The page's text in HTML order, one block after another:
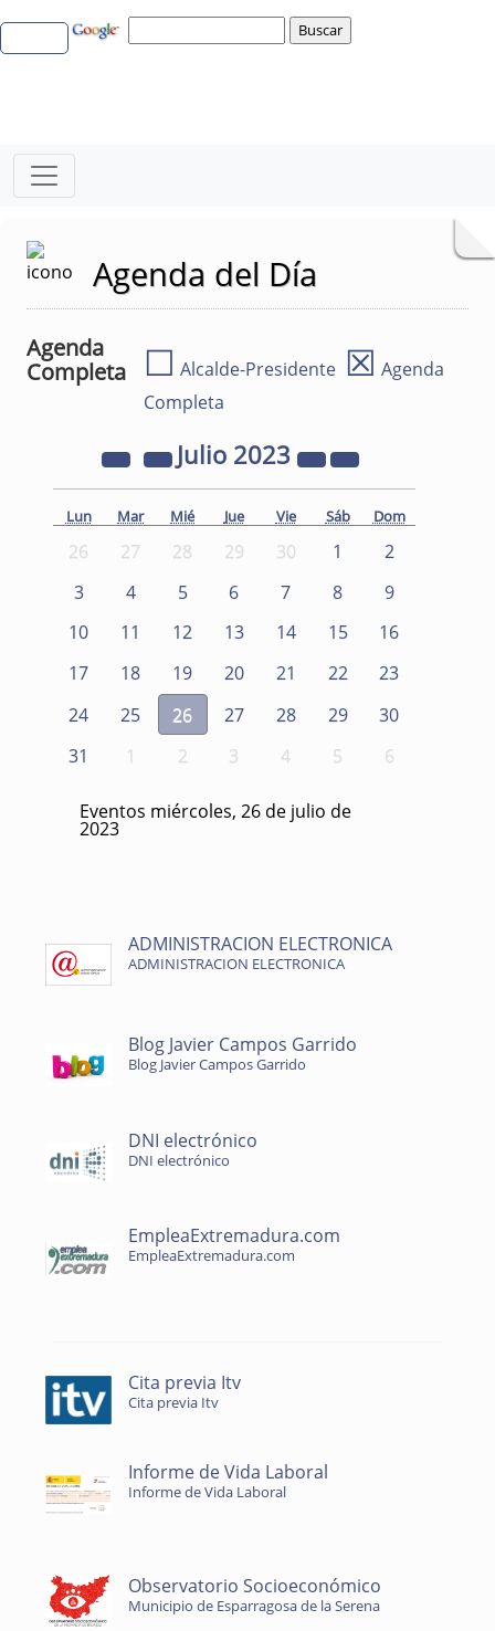
Agenda del Día
Agenda
Completa
☐ Alcalde-Presidente ☒ Agenda
Completa
Julio 2023
Lun Mar Mié Jue Vie Sáb Dom
26 27 28 29 30 1
2
3
4 5 6 7 8
9
10
11 12 13 14 15
16
17
18 19 20 21 22
23
24
25 26 27 28 29
30
31
1 2 3 4 5 6
Eventos miércoles, 26 de julio de
2023
ADMINISTRACION ELECTRONICA
ADMINISTRACION ELECTRONICA
Blog Javier Campos Garrido
Blog Javier Campos Garrido
DNI electrónico
DNI electrónico
EmpleaExtremadura.com
EmpleaExtremadura.com
Cita previa Itv
Cita previa Itv
Informe de Vida Laboral
Informe de Vida Laboral
Observatorio Socioeconómico
Municipio de Esparragosa de la Serena